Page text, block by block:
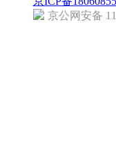
京公网安备